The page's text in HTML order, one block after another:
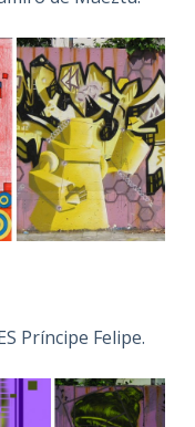
Príncipe Felipe.